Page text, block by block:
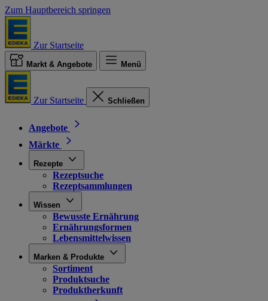
Zum Hauptbereich springen
Zur Startseite
Markt & Angebote Menü
Zur Startseite Schließen
Angebote
Märkte
Rezepte
Rezeptsuche
Rezeptsammlungen
Wissen
Bewusste Ernährung
Ernährungsformen
Lebensmittelwissen
Marken & Produkte
Sortiment
Produktsuche
Produktherkunft